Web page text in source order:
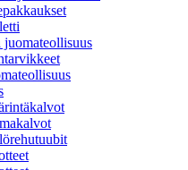
juomateollisuus